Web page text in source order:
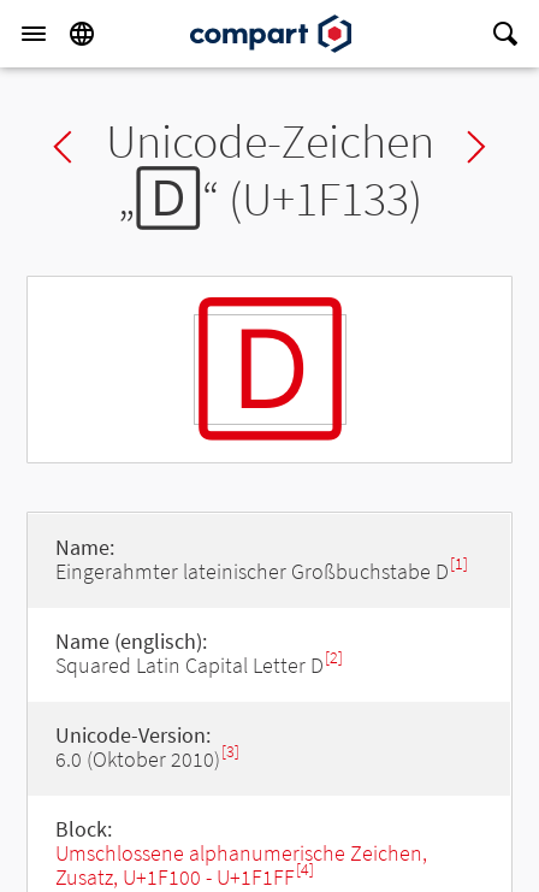
Previous char
Unicode-Zeichen
„ 🄳 “ (U+1F133)
🄳
Name:
Eingerahmter lateinischer Großbuchstabe D[1]
Name (englisch):
Squared Latin Capital Letter D[2]
Unicode-Version:
6.0 (Oktober 2010)[3]
Block:
Umschlossene alphanumerische Zeichen,
Zusatz, U+1F100 - U+1F1FF[4]